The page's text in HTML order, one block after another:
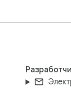
not affiliated